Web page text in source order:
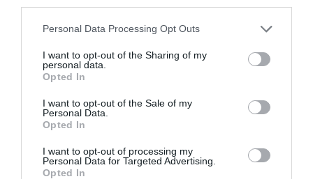
Please note that this website/app uses one or more Google
not limited to your visit or usage behaviour. You may click to
grant or deny consent to Google and its third-party tags to
use your data for below specified purposes in below Google
consent section.
Personal Data Processing Opt Outs
I want to opt-out of the Sharing of my
personal data.
Opted In
I want to opt-out of the Sale of my
Personal Data.
Opted In
I want to opt-out of processing my
Personal Data for Targeted Advertising.
Opted In
HASONLÓ BEJEGYZÉSEK